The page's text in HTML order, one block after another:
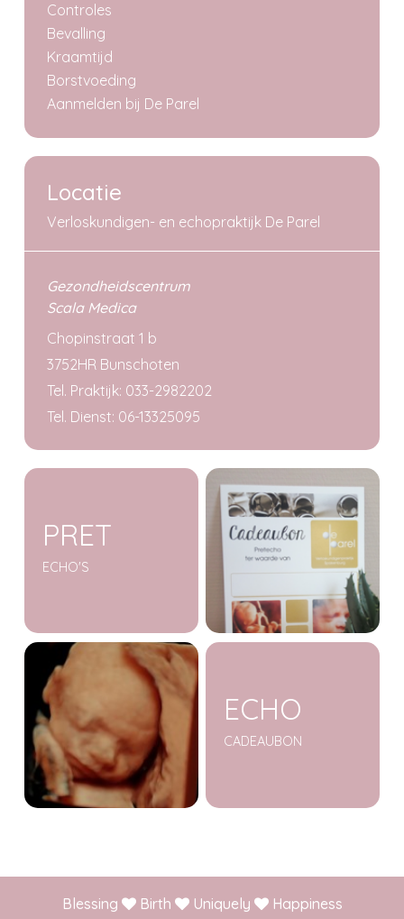
Controles
Bevalling
Kraamtijd
Borstvoeding
Aanmelden bij De Parel
PRET
ECHO'S
ECHO
CADEAUBON
Locatie
Verloskundigen- en echopraktijk De Parel
Gezondheidscentrum
Scala Medica
Chopinstraat 1 b
3752HR Bunschoten
Tel. Praktijk: 033-2982202
Tel. Dienst: 06-13325095
Blessing Birth Uniquely Happiness